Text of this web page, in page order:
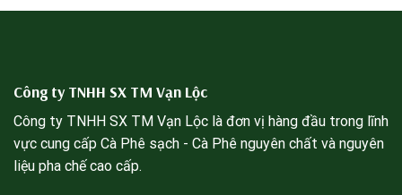
Công ty TNHH SX TM Vạn Lộc
Công ty TNHH SX TM Vạn Lộc là đơn vị hàng đầu trong lĩnh
vực cung cấp Cà Phê sạch - Cà Phê nguyên chất và nguyên
liệu pha chế cao cấp.